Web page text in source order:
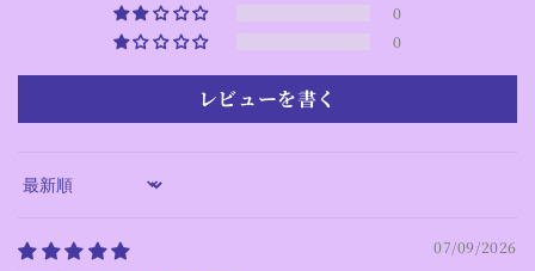
0
0
レビューを書く
Sort by
07/09/2026